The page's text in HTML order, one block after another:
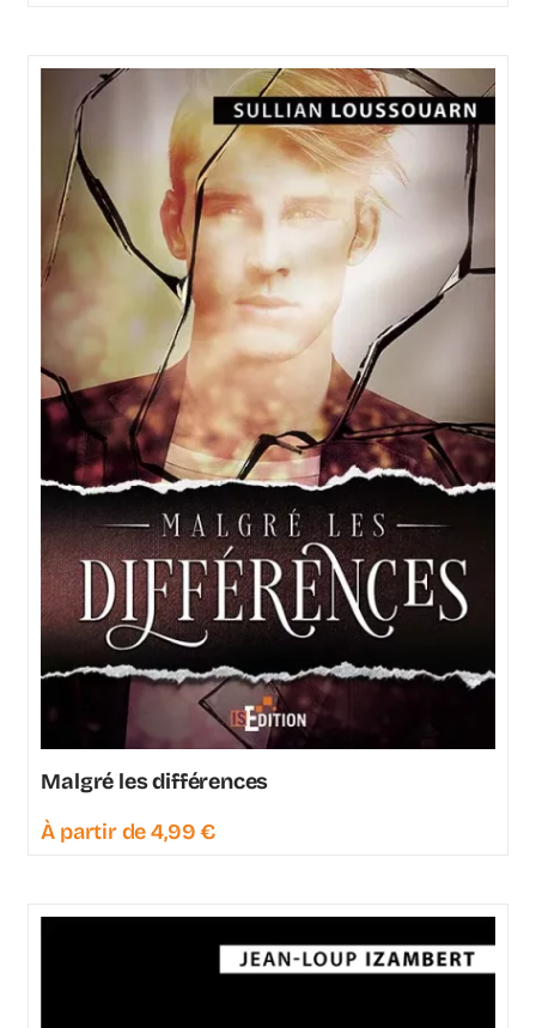
Malgré les différences
À partir de4,99€